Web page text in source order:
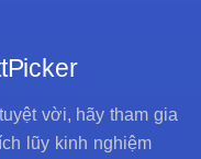
vời, hãy tham gia
lũy kinh nghiệm